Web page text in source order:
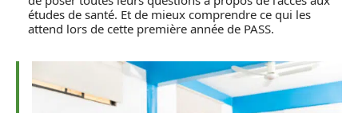
études de santé. Et de mieux comprendre ce qui les
attend lors de cette première année de PASS.